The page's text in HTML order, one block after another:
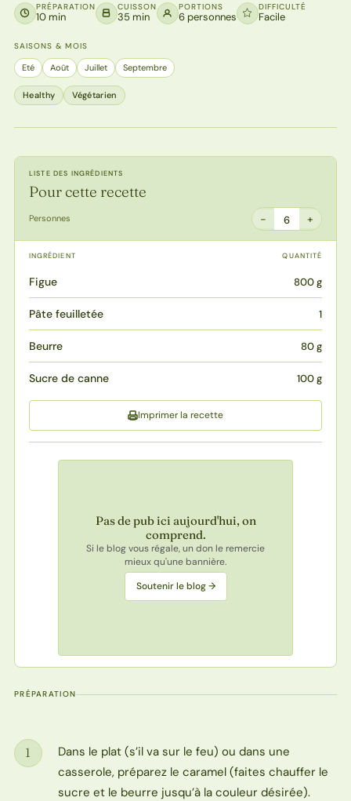
PRÉPARATION
10 min
CUISSON
35 min
PORTIONS
6 personnes
DIFFICULTÉ
Facile
SAISONS & MOIS
Eté Août Juillet Septembre
Healthy Végétarien
LISTE DES INGRÉDIENTS
Pour cette recette
Personnes − 6 +
INGRÉDIENT QUANTITÉ
Figue 800 g
Pâte feuilletée 1
Beurre 80 g
Sucre de canne 100 g
Imprimer la recette
Pas de pub ici aujourd'hui, on
comprend.
Si le blog vous régale, un don le remercie
mieux qu'une bannière.
Soutenir le blog →
PRÉPARATION
Étape
1
Dans le plat (s’il va sur le feu) ou dans une
casserole, préparez le caramel (faites chauffer le
sucre et le beurre jusqu’à la couleur désirée).